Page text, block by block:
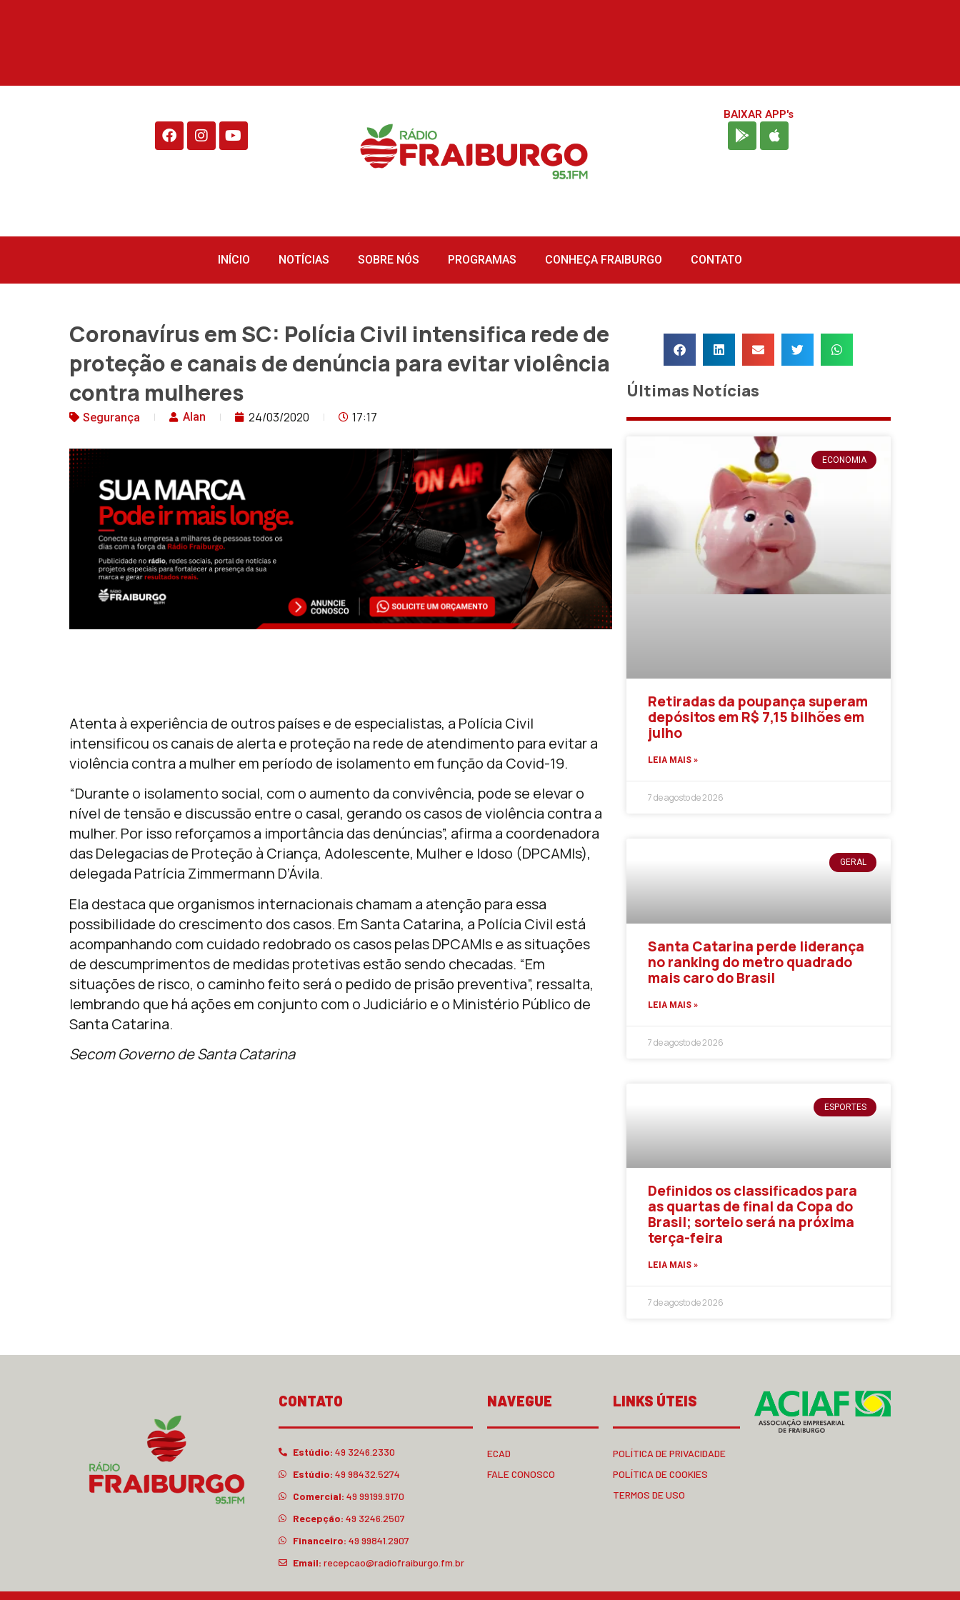
BAIXAR APP's
INÍCIO NOTÍCIAS SOBRE NÓS PROGRAMAS CONHEÇA FRAIBURGO CONTATO
Coronavírus em SC: Polícia Civil intensifica rede de
proteção e canais de denúncia para evitar violência
contra mulheres
Segurança Alan 24/03/2020 17:17
Atenta à experiência de outros países e de especialistas, a Polícia Civil
intensificou os canais de alerta e proteção na rede de atendimento para evitar a
violência contra a mulher em período de isolamento em função da Covid-19.
“Durante o isolamento social, com o aumento da convivência, pode se elevar o
nível de tensão e discussão entre o casal, gerando os casos de violência contra a
mulher. Por isso reforçamos a importância das denúncias”, afirma a coordenadora
das Delegacias de Proteção à Criança, Adolescente, Mulher e Idoso (DPCAMIs),
delegada Patrícia Zimmermann D’Ávila.
Ela destaca que organismos internacionais chamam a atenção para essa
possibilidade do crescimento dos casos. Em Santa Catarina, a Polícia Civil está
acompanhando com cuidado redobrado os casos pelas DPCAMIs e as situações
de descumprimentos de medidas protetivas estão sendo checadas. “Em
situações de risco, o caminho feito será o pedido de prisão preventiva”, ressalta,
lembrando que há ações em conjunto com o Judiciário e o Ministério Público de
Santa Catarina.
Secom Governo de Santa Catarina
Últimas Notícias
ECONOMIA
Retiradas da poupança superam
depósitos em R$ 7,15 bilhões em
julho
LEIA MAIS »
7 de agosto de 2026
GERAL
Santa Catarina perde liderança
no ranking do metro quadrado
mais caro do Brasil
LEIA MAIS »
7 de agosto de 2026
ESPORTES
Definidos os classificados para
as quartas de final da Copa do
Brasil; sorteio será na próxima
terça-feira
LEIA MAIS »
7 de agosto de 2026
CONTATO
Estúdio: 49 3246.2330
Estúdio: 49 98432.5274
Comercial: 49 99199.9170
Recepção: 49 3246.2507
Financeiro: 49 99841.2907
Email: recepcao@radiofraiburgo.fm.br
NAVEGUE
ECAD
FALE CONOSCO
LINKS ÚTEIS
POLÍTICA DE PRIVACIDADE
POLÍTICA DE COOKIES
TERMOS DE USO